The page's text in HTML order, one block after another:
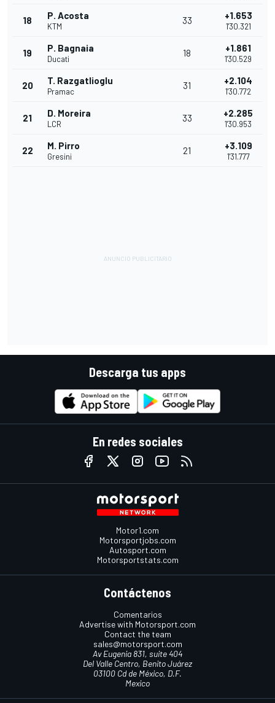
18 P. Acosta
KTM
33 +1.653
1'30.321
19 P. Bagnaia
Ducati
18 +1.861
1'30.529
20 T. Razgatlioglu
Pramac
31 +2.104
1'30.772
21 D. Moreira
LCR
33 +2.285
1'30.953
22 M. Pirro
Gresini
21 +3.109
1'31.777
Descarga tus apps
En redes sociales
Motor1.com
Motorsportjobs.com
Autosport.com
Motorsportstats.com
Contáctenos
Comentarios
Advertise with Motorsport.com
Contact the team
sales@motorsport.com
Av Eugenia 831, suite 404
Del Valle Centro, Benito Juárez
03100 Cd de México, D.F.
Mexico